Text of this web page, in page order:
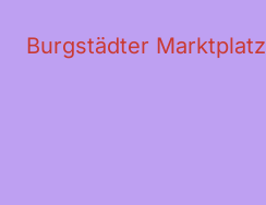
Burgstädter Marktplatz